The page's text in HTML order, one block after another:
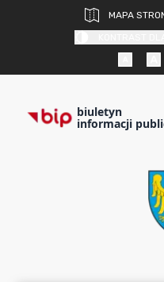
MAPA
biuletyn
informacji